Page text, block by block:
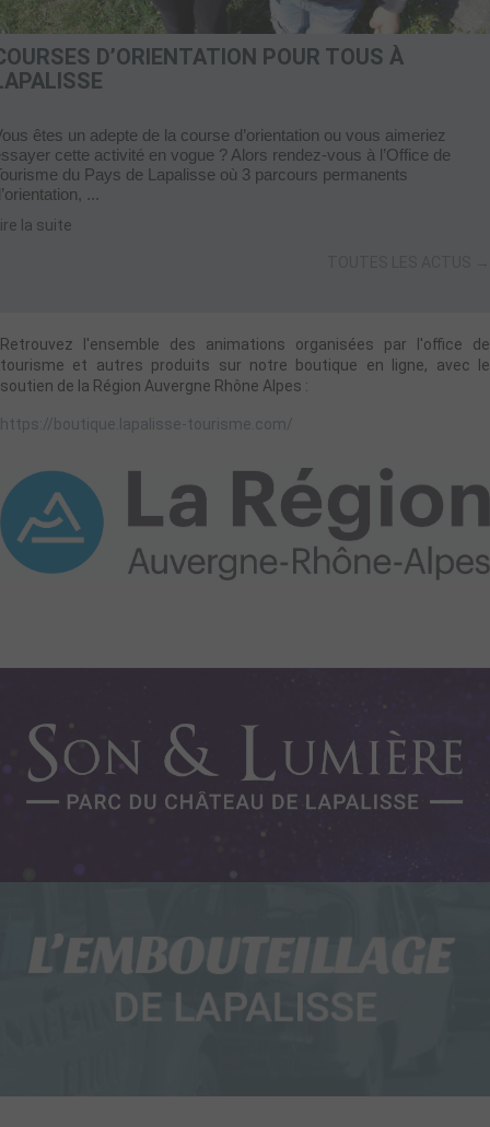
D’ORIENTATION POUR TOUS À
êtes un adepte de la course d’orientation ou vous aimeriez
cette activité en vogue ? Alors rendez-vous à l’Office de
du Pays de Lapalisse où 3 parcours permanents
...
la suite
Retrouvez l'ensemble des animations organisées par l'office de
tourisme et autres produits sur notre boutique en ligne, avec le
soutien de la Région Auvergne Rhône Alpes :
https://boutique.lapalisse-tourisme.com/